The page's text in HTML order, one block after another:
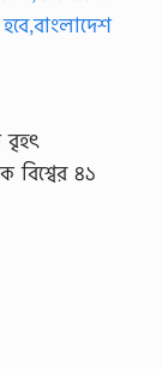
বৃহৎ
বিশ্বের ৪১